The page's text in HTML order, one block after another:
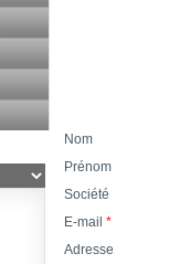
Nom
Prénom
Société
E-mail *
Adresse